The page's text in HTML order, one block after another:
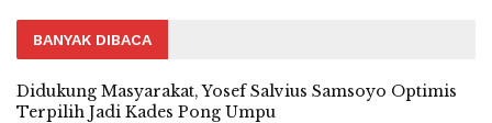
BANYAK DIBACA
Didukung Masyarakat, Yosef Salvius Samsoyo Optimis
Terpilih Jadi Kades Pong Umpu